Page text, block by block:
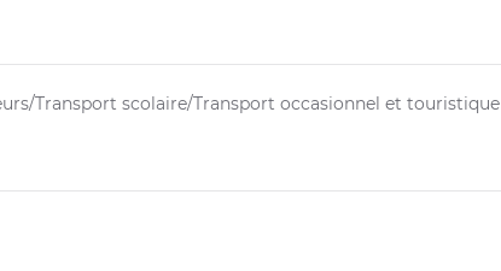
Transport scolaire/Transport occasionnel et touristique